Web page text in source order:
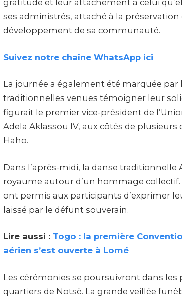
ses administrés, attaché à la
développement de sa communauté.
Suivez notre chaîne WhatsApp ici
La journée a également été marquée
traditionnelles venues témoigner leur
figurait le premier vice-président de
Adela Aklassou IV, aux côtés de
Haho.
Dans l’après-midi, la danse
royaume autour d’un hommage
ont permis aux participants d’exprimer
laissé par le défunt souverain.
Lire aussi : Togo : la première
aérien s’est ouverte à Lomé
Les cérémonies se poursuivront dans
quartiers de Notsè. La grande veillée